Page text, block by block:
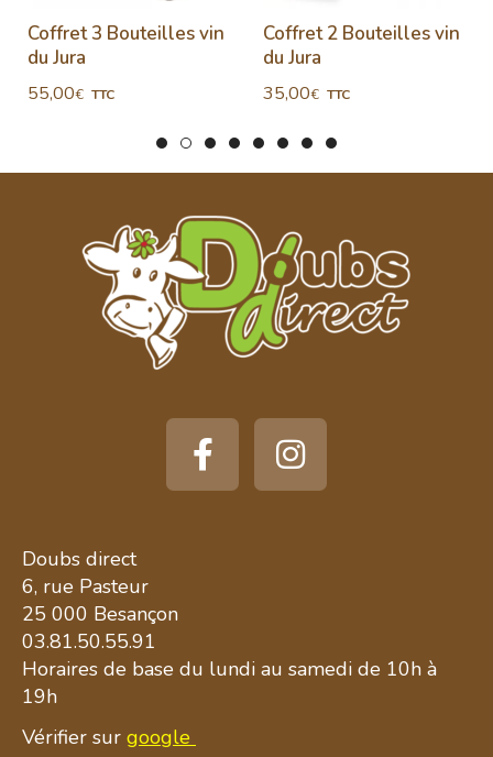
Coffret 3 Bouteilles vin
du Jura
55,00€ TTC
Coffret 2 Bouteilles vin
du Jura
35,00€ TTC
Doubs direct
6, rue Pasteur
25 000 Besançon
03.81.50.55.91
Horaires de base du lundi au samedi de 10h à
19h
Vérifier sur google